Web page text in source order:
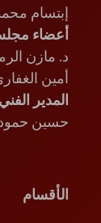
إبتسام
أعضاء
د. مازن
أمين
المدير
حسين
الأقسام